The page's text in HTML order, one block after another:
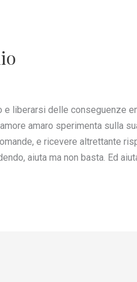
e liberarsi delle conseguenze
amaro sperimenta sulla
e ricevere altrettante
aiuta ma non basta. Ed